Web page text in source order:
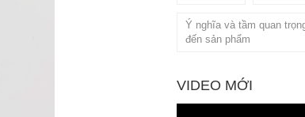
Ý nghĩa và tầm quan
đến sản phẩm
VIDEO MỚI